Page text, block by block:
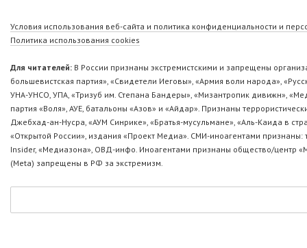
Условия использования веб-сайта и политика конфиденциальности и
Политика использования cookies
Для читателей: В России признаны экстремистскими и запрещены
большевистская партия», «Свидетели Иеговы», «Армия воли народа»,
УНА-УНСО, УПА, «Тризуб им. Степана Бандеры», «Мизантропик дивижн»,
партия «Воля», АУЕ, батальоны «Азов» и «Айдар». Признаны
Джебхад-ан-Нусра, «АУМ Синрике», «Братья-мусульмане», «Аль-Каида в
«Открытой России», издания «Проект Медиа». СМИ-иноагентами
Insider, «Медиазона», ОВД-инфо. Иноагентами признаны общество/центр
(Metа) запрещены в РФ за экстремизм.